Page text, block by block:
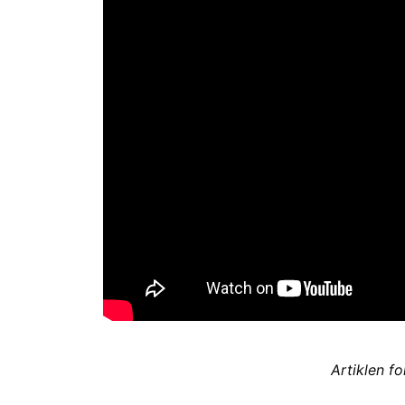
Artiklen